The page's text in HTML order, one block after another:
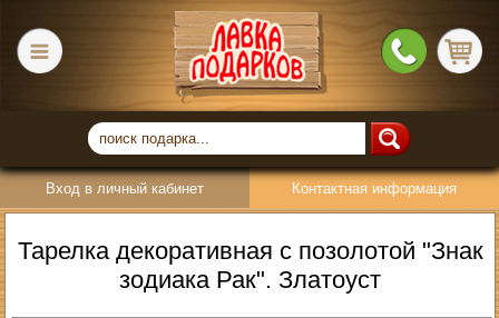
Вход в личный кабинет Контактная информация
Тарелка декоративная с позолотой "Знак
зодиака Рак". Златоуст